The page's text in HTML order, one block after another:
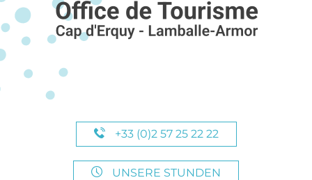
+33 (0)2 57 25 22 22
UNSERE STUNDEN